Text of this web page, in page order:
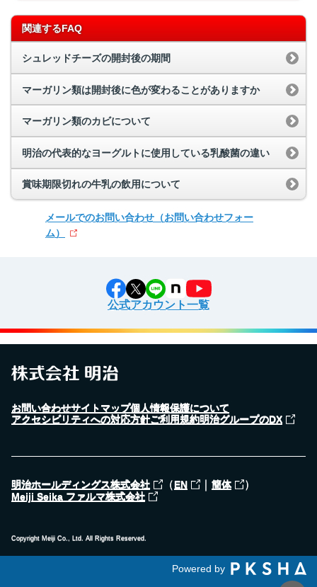
関連するFAQ
シュレッドチーズの開封後の期間
マーガリン類は開封後に色が変わることがありますか
マーガリン類のカビについて
明治の代表的なヨーグルトに使用している乳酸菌の違い
賞味期限切れの牛乳の飲用について
メールでのお問い合わせ （お問い合わせフォー
ム）
公式アカウント一覧
お問い合わせサイトマップ個人情報保護について
アクセシビリティへの対応方針ご利用規約明治グループのDX
明治ホールディングス株式会社 （EN ｜ 簡体 ）
Meiji Seika ファルマ株式会社
Copyright Meiji Co., Ltd. All Rights Reserved.
Powered by